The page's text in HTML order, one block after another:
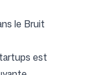
le Bruit
est